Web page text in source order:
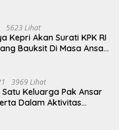
5623 Lihat
Kepri Akan Surati KPK RI
Bauksit Di Masa Ansar
3969 Lihat
Keluarga Pak Ansar
Dalam Aktivitas